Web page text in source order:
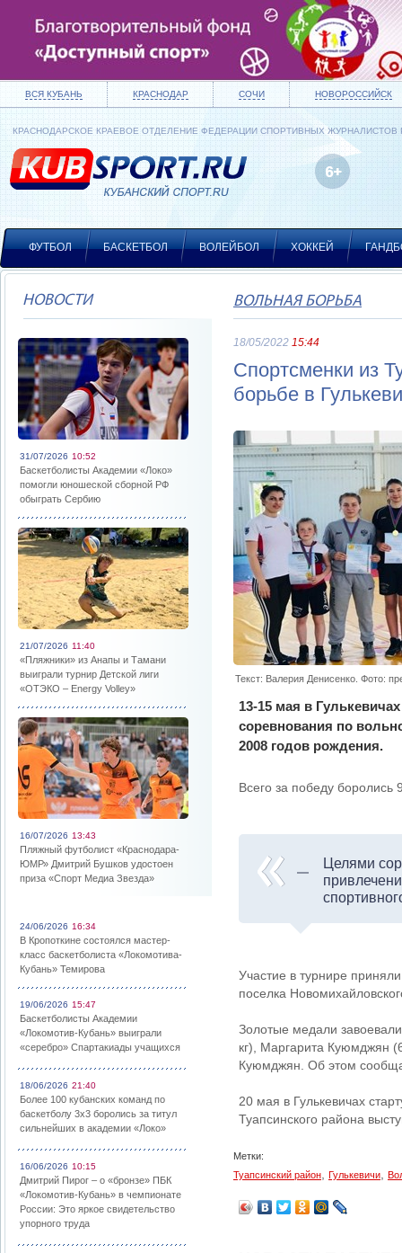
ВСЯ КУБАНЬ КРАСНОДАР СОЧИ НОВОРОССИЙСК
КРАСНОДАРСКОЕ КРАЕВОЕ ОТДЕЛЕНИЕ ФЕДЕРАЦИИ СПОРТИВНЫХ ЖУРНАЛИСТОВ
ФУТБОЛ БАСКЕТБОЛ ВОЛЕЙБОЛ ХОККЕЙ
НОВОСТИ
31/07/2026 10:52
Баскетболисты Академии «Локо»
помогли юношеской сборной РФ
обыграть Сербию
21/07/2026 11:40
«Пляжники» из Анапы и Тамани
выиграли турнир Детской лиги
«ОТЭКО – Energy Volley»
16/07/2026 13:43
Пляжный футболист «Краснодара-
ЮМР» Дмитрий Бушков удостоен
приза «Спорт Медиа Звезда»
24/06/2026 16:34
В Кропоткине состоялся мастер-
класс баскетболиста «Локомотива-
Кубань» Темирова
19/06/2026 15:47
Баскетболисты Академии
«Локомотив-Кубань» выиграли
«серебро» Спартакиады учащихся
18/06/2026 21:40
Более 100 кубанских команд по
баскетболу 3х3 боролись за титул
сильнейших в академии «Локо»
16/06/2026 10:15
Дмитрий Пирог – о «бронзе» ПБК
«Локомотив-Кубань» в чемпионате
России: Это яркое свидетельство
упорного труда
ВОЛЬНАЯ БОРЬБА
18/05/2022 15:44
Спортсменки из
борьбе в
Текст: Валерия Денисенко. Фото:
13-15 мая в
соревнования по
2008 годов рождения.
Всего за победу боролись
Целями
Участие в турнире
поселка
Золотые медали
кг), Маргарита Куюмджян
Куюмджян. Об этом
20 мая в Гулькевичах
Туапсинского района
Метки:
Туапсинский район
Гулькевичи